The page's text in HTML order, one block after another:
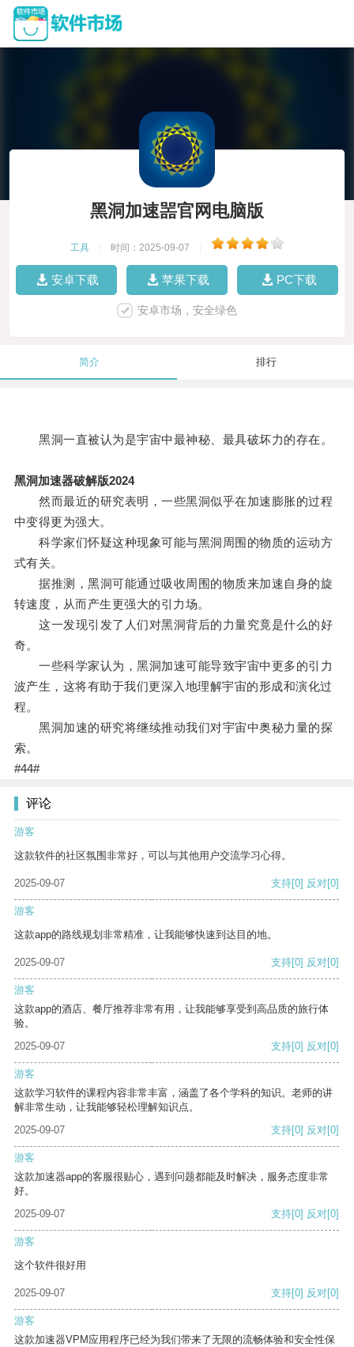
黑洞加速噐官网电脑版
工具 时间：2025-09-07
安卓下载 苹果下载 PC下载
安卓市场，安全绿色
简介 排行
黑洞一直被认为是宇宙中最神秘、最具破坏力的存在。
黑洞加速器破解版2024
然而最近的研究表明，一些黑洞似乎在加速膨胀的过程
中变得更为强大。
科学家们怀疑这种现象可能与黑洞周围的物质的运动方
式有关。
据推测，黑洞可能通过吸收周围的物质来加速自身的旋
转速度，从而产生更强大的引力场。
这一发现引发了人们对黑洞背后的力量究竟是什么的好
奇。
一些科学家认为，黑洞加速可能导致宇宙中更多的引力
波产生，这将有助于我们更深入地理解宇宙的形成和演化过
程。
黑洞加速的研究将继续推动我们对宇宙中奥秘力量的探
索。
#44#
评论
游客
这款软件的社区氛围非常好，可以与其他用户交流学习心得。
2025-09-07 支持[0] 反对[0]
游客
这款app的路线规划非常精准，让我能够快速到达目的地。
2025-09-07 支持[0] 反对[0]
游客
这款app的酒店、餐厅推荐非常有用，让我能够享受到高品质的旅行体
验。
2025-09-07
支持[0] 反对[0]
游客
这款学习软件的课程内容非常丰富，涵盖了各个学科的知识。老师的讲
解非常生动，让我能够轻松理解知识点。
2025-09-07
支持[0] 反对[0]
游客
这款加速器app的客服很贴心，遇到问题都能及时解决，服务态度非常
好。
2025-09-07
支持[0] 反对[0]
游客
这个软件很好用
2025-09-07 支持[0] 反对[0]
游客
这款加速器VPM应用程序已经为我们带来了无限的流畅体验和安全性保